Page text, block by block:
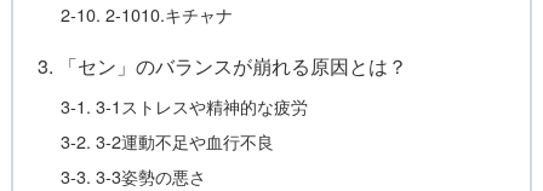
2-10. 2-1010.キチャナ
3. 「セン」のバランスが崩れる原因とは？
3-1. 3-1ストレスや精神的な疲労
3-2. 3-2運動不足や血行不良
3-3. 3-3姿勢の悪さ